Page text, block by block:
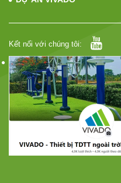
Kết nối với chúng tôi: